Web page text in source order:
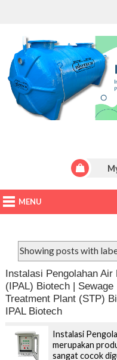
MENU
Showing posts with
Instalasi Pengolahan Air
(IPAL) Biotech | Sewage
Treatment Plant (STP)
IPAL Biotech
Instalasi
merupakan
sangat cocok